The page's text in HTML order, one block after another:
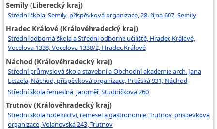
Semily (Liberecký kraj)
Střední škola, Semily, příspěvková organizace, 28. října 607, Semily
Hradec Králové (Královéhradecký kraj)
Střední odborná škola a Střední odborné učiliště, Hradec Králové,
Vocelova 1338, Vocelova 1338/2, Hradec Králové
Náchod (Královéhradecký kraj)
Střední průmyslová škola stavební a Obchodní akademie arch. Jana
Letzela, Náchod, příspěvková organizace, Pražská 931, Náchod
Střední škola řemeslná, Jaroměř, Studničkova 260
Trutnov (Královéhradecký kraj)
Střední škola hotelnictví, řemesel a gastronomie, Trutnov, příspěvková
organizace, Volanovská 243, Trutnov